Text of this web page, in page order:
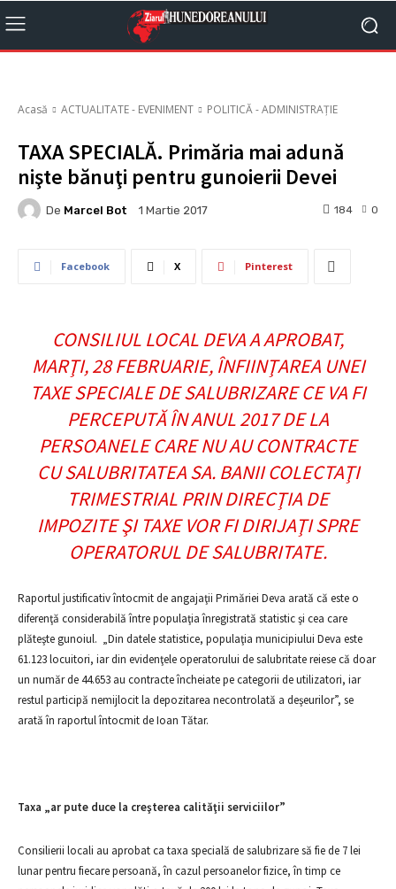
Acasă ACTUALITATE - EVENIMENT POLITICĂ - ADMINISTRAȚIE
TAXA SPECIALĂ. Primăria mai adună
nişte bănuţi pentru gunoierii Devei
De Marcel Bot 1 Martie 2017 0
184
Facebook X Pinterest
CONSILIUL LOCAL DEVA A APROBAT,
MARŢI, 28 FEBRUARIE, ÎNFIINŢAREA UNEI
TAXE SPECIALE DE SALUBRIZARE CE VA FI
PERCEPUTĂ ÎN ANUL 2017 DE LA
PERSOANELE CARE NU AU CONTRACTE
CU SALUBRITATEA SA. BANII COLECTAŢI
TRIMESTRIAL PRIN DIRECŢIA DE
IMPOZITE ŞI TAXE VOR FI DIRIJAŢI SPRE
OPERATORUL DE SALUBRITATE.
Raportul justificativ întocmit de angajaţii Primăriei Deva arată că este o
diferenţă considerabilă între populaţia înregistrată statistic şi cea care
plăteşte gunoiul. „Din datele statistice, populaţia municipiului Deva este
61.123 locuitori, iar din evidenţele operatorului de salubritate reiese că doar
un număr de 44.653 au contracte încheiate pe categorii de utilizatori, iar
restul participă nemijlocit la depozitarea necontrolată a deşeurilor”, se
arată în raportul întocmit de Ioan Tătar.
Taxa „ar pute duce la creşterea calităţii serviciilor”
Consilierii locali au aprobat ca taxa specială de salubrizare să fie de 7 lei
lunar pentru fiecare persoană, în cazul persoanelor fizice, în timp ce